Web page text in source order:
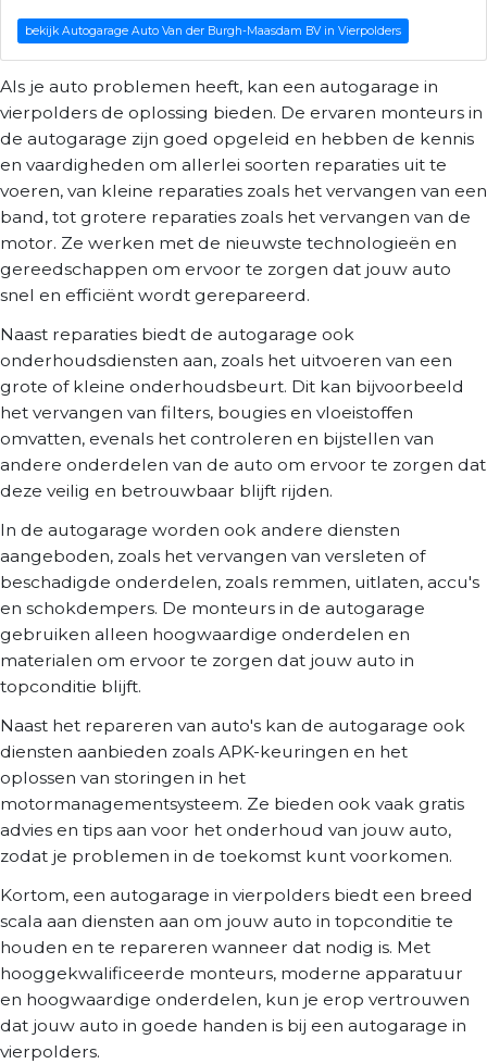
bekijk Autogarage Auto Van der Burgh-Maasdam BV in Vierpolders
Als je auto problemen heeft, kan een autogarage in
vierpolders de oplossing bieden. De ervaren monteurs in
de autogarage zijn goed opgeleid en hebben de kennis
en vaardigheden om allerlei soorten reparaties uit te
voeren, van kleine reparaties zoals het vervangen van een
band, tot grotere reparaties zoals het vervangen van de
motor. Ze werken met de nieuwste technologieën en
gereedschappen om ervoor te zorgen dat jouw auto
snel en efficiënt wordt gerepareerd.
Naast reparaties biedt de autogarage ook
onderhoudsdiensten aan, zoals het uitvoeren van een
grote of kleine onderhoudsbeurt. Dit kan bijvoorbeeld
het vervangen van filters, bougies en vloeistoffen
omvatten, evenals het controleren en bijstellen van
andere onderdelen van de auto om ervoor te zorgen dat
deze veilig en betrouwbaar blijft rijden.
In de autogarage worden ook andere diensten
aangeboden, zoals het vervangen van versleten of
beschadigde onderdelen, zoals remmen, uitlaten, accu's
en schokdempers. De monteurs in de autogarage
gebruiken alleen hoogwaardige onderdelen en
materialen om ervoor te zorgen dat jouw auto in
topconditie blijft.
Naast het repareren van auto's kan de autogarage ook
diensten aanbieden zoals APK-keuringen en het
oplossen van storingen in het
motormanagementsysteem. Ze bieden ook vaak gratis
advies en tips aan voor het onderhoud van jouw auto,
zodat je problemen in de toekomst kunt voorkomen.
Kortom, een autogarage in vierpolders biedt een breed
scala aan diensten aan om jouw auto in topconditie te
houden en te repareren wanneer dat nodig is. Met
hooggekwalificeerde monteurs, moderne apparatuur
en hoogwaardige onderdelen, kun je erop vertrouwen
dat jouw auto in goede handen is bij een autogarage in
vierpolders.